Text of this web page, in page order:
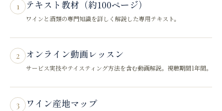
1 テキスト教材（約100ページ）
ワインと酒類の専門知識を詳しく解説した専用テキスト。
2 オンライン動画レッスン
サービス実技やテイスティング方法を含む動画解説。視聴期間1年間。
3 ワイン産地マップ